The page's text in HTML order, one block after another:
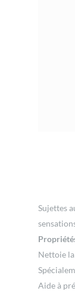
Sujettes
Nettoie
Aide à